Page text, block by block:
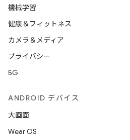
機械学習
健康＆フィットネス
カメラ＆メディア
プライバシー
5G
ANDROID デバイス
大画面
Wear OS